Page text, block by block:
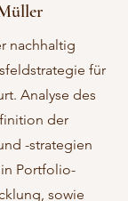
nachhaltig
für
Analyse des
der
-strategien
Portfolio-
sowie